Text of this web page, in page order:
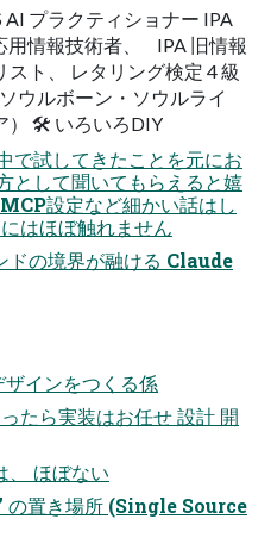
プラクティショナー IPA
用情報技術者、 IPA 旧情報
ト、 レタリング検定 4 級
ウルボーン・ソウルライ
） 🛠️ いろいろDIY
で試してきたことを元にお
として聞いてもらえると嬉
設定など細かい話はし
はほぼ触れません
ドの境界が融ける Claude
インをつくる係
たら実装はお任せ 設計 開
、 ほぼない
の置き場所 (Single Source